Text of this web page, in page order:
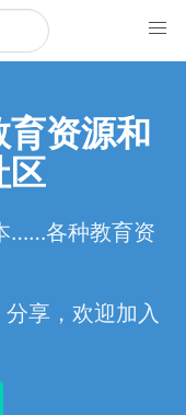
资源和
区
……各种教育资
享，欢迎加入